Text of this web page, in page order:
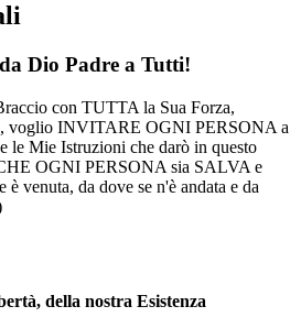
Dio Padre a Tutti!
con TUTTA la Sua Forza,
voglio INVITARE OGNI PERSONA a
le Mie Istruzioni che darò in questo
OGNI PERSONA sia SALVA e
venuta, da dove se n'è andata e da
della nostra Esistenza